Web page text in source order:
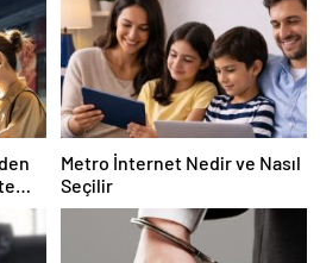
Metro İnternet Nedir ve Nasıl
Seçilir